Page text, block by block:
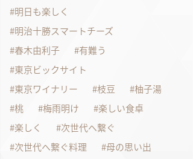
明日も楽しく
明治十勝スマートチーズ
春木由利子
有難う
東京ビックサイト
東京ワイナリー
枝豆
柚子湯
桃
梅雨明け
楽しい食卓
楽しく
次世代へ繋ぐ
次世代へ繋ぐ料理
母の思い出